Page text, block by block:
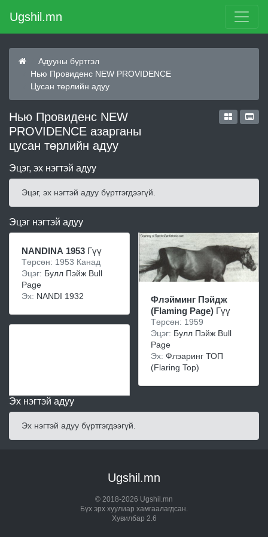
Ugshil.mn
Адууны бүртгэл
Нью Провиденс NEW PROVIDENCE
Цусан төрлийн адуу
Нью Провиденс NEW
PROVIDENCE азарганы
цусан төрлийн адуу
Эцэг, эх нэгтэй адуу
Эцэг, эх нэгтэй адуу бүртгэгдээгүй.
Эцэг нэгтэй адуу
NANDINA 1953 Гүү
Төрсөн: 1953 Канад
Эцэг: Булл Пэйж Bull
Page
Эх: NANDI 1932
Флэйминг Пэйдж
(Flaming Page) Гүү
Төрсөн: 1959
Эцэг: Булл Пэйж Bull
Page
Эх: Флэаринг ТОП
(Flaring Top)
Эх нэгтэй адуу
Эх нэгтэй адуу бүртгэгдээгүй.
Ugshil.mn
© 2018-2026 Ugshil.mn
Бүх эрх хуулиар хамгаалагдсан.
Хувилбар 2.6